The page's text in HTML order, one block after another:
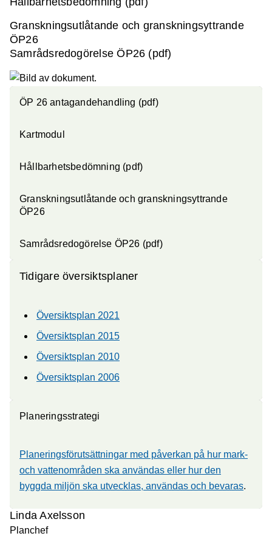
Granskningsutlåtande och granskningsyttrande
ÖP26
Samrådsredogörelse ÖP26 (pdf)
ÖP 26 antagandehandling (pdf)
Kartmodul
Hållbarhetsbedömning (pdf)
Granskningsutlåtande och granskningsyttrande
ÖP26
Samrådsredogörelse ÖP26 (pdf)
Tidigare översiktsplaner
Översiktsplan 2021
Översiktsplan 2015
Översiktsplan 2010
Översiktsplan 2006
Planeringsstrategi
Planeringsförutsättningar med påverkan på hur mark-
och vattenområden ska användas eller hur den
byggda miljön ska utvecklas, användas och bevaras.
Linda Axelsson
Planchef